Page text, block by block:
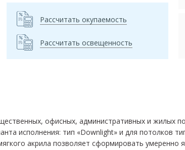
Рассчитать окупаемость
Рассчитать освещенность
офисных, административных и жилых
исполнения: тип «Downlight» и для потолков
акрила позволяет сформировать умеренно